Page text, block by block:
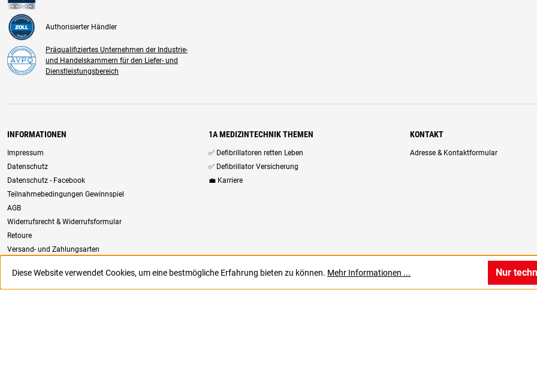
Authorisierter Händler
Präqualifiziertes Unternehmen der Industrie-
und Handelskammern für den Liefer- und
Dienstleistungsbereich
INFORMATIONEN
Impressum
Datenschutz
Datenschutz - Facebook
Teilnahmebedingungen Gewinnspiel
AGB
Widerrufsrecht & Widerrufsformular
Retoure
Versand- und Zahlungsarten
1A MEDIZINTECHNIK THEMEN
✅ Defibrillatoren retten Leben
✅ Defibrillator Versicherung
💼 Karriere
KONTAKT
Adresse & Kontaktformular
Diese Website verwendet Cookies, um eine bestmögliche Erfahrung bieten zu können. Mehr Informationen ... Nur